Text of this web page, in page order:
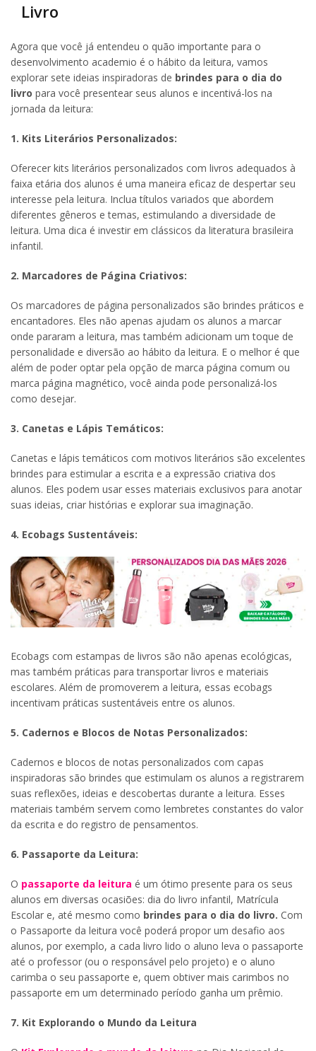
Livro
Agora que você já entendeu o quão importante para o
desenvolvimento academio é o hábito da leitura, vamos
explorar sete ideias inspiradoras de brindes para o dia do
livro para você presentear seus alunos e incentivá-los na
jornada da leitura:
1. Kits Literários Personalizados:
Oferecer kits literários personalizados com livros adequados à
faixa etária dos alunos é uma maneira eficaz de despertar seu
interesse pela leitura. Inclua títulos variados que abordem
diferentes gêneros e temas, estimulando a diversidade de
leitura. Uma dica é investir em clássicos da literatura brasileira
infantil.
2. Marcadores de Página Criativos:
Os marcadores de página personalizados são brindes práticos e
encantadores. Eles não apenas ajudam os alunos a marcar
onde pararam a leitura, mas também adicionam um toque de
personalidade e diversão ao hábito da leitura. E o melhor é que
além de poder optar pela opção de marca página comum ou
marca página magnético, você ainda pode personalizá-los
como desejar.
3. Canetas e Lápis Temáticos:
Canetas e lápis temáticos com motivos literários são excelentes
brindes para estimular a escrita e a expressão criativa dos
alunos. Eles podem usar esses materiais exclusivos para anotar
suas ideias, criar histórias e explorar sua imaginação.
4. Ecobags Sustentáveis:
Ecobags com estampas de livros são não apenas ecológicas,
mas também práticas para transportar livros e materiais
escolares. Além de promoverem a leitura, essas ecobags
incentivam práticas sustentáveis entre os alunos.
5. Cadernos e Blocos de Notas Personalizados:
Cadernos e blocos de notas personalizados com capas
inspiradoras são brindes que estimulam os alunos a registrarem
suas reflexões, ideias e descobertas durante a leitura. Esses
materiais também servem como lembretes constantes do valor
da escrita e do registro de pensamentos.
6. Passaporte da Leitura:
O passaporte da leitura é um ótimo presente para os seus
alunos em diversas ocasiões: dia do livro infantil, Matrícula
Escolar e, até mesmo como brindes para o dia do livro. Com
o Passaporte da leitura você poderá propor um desafio aos
alunos, por exemplo, a cada livro lido o aluno leva o passaporte
até o professor (ou o responsável pelo projeto) e o aluno
carimba o seu passaporte e, quem obtiver mais carimbos no
passaporte em um determinado período ganha um prêmio.
7. Kit Explorando o Mundo da Leitura